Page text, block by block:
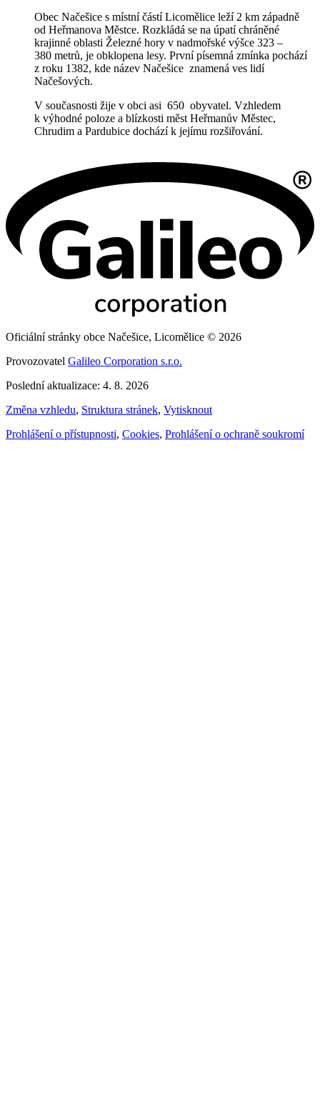
Obec Načešice s místní částí Licomělice leží 2 km západně
od Heřmanova Městce. Rozkládá se na úpatí chráněné
krajinné oblasti Železné hory v nadmořské výšce 323 –
380 metrů, je obklopena lesy. První písemná zmínka pochází
z roku 1382, kde název Načešice znamená ves lidí
Načešových.
V současnosti žije v obci asi 650 obyvatel. Vzhledem
k výhodné poloze a blízkosti měst Heřmanův Městec,
Chrudim a Pardubice dochází k jejímu rozšiřování.
Oficiální stránky obce Načešice, Licomělice © 2026
Provozovatel Galileo Corporation s.r.o.
Poslední aktualizace: 4. 8. 2026
Změna vzhledu, Struktura stránek, Vytisknout
Prohlášení o přístupnosti, Cookies, Prohlášení o ochraně soukromí